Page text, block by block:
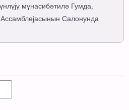
мүнасибәтилә Гумда,
Салонунда